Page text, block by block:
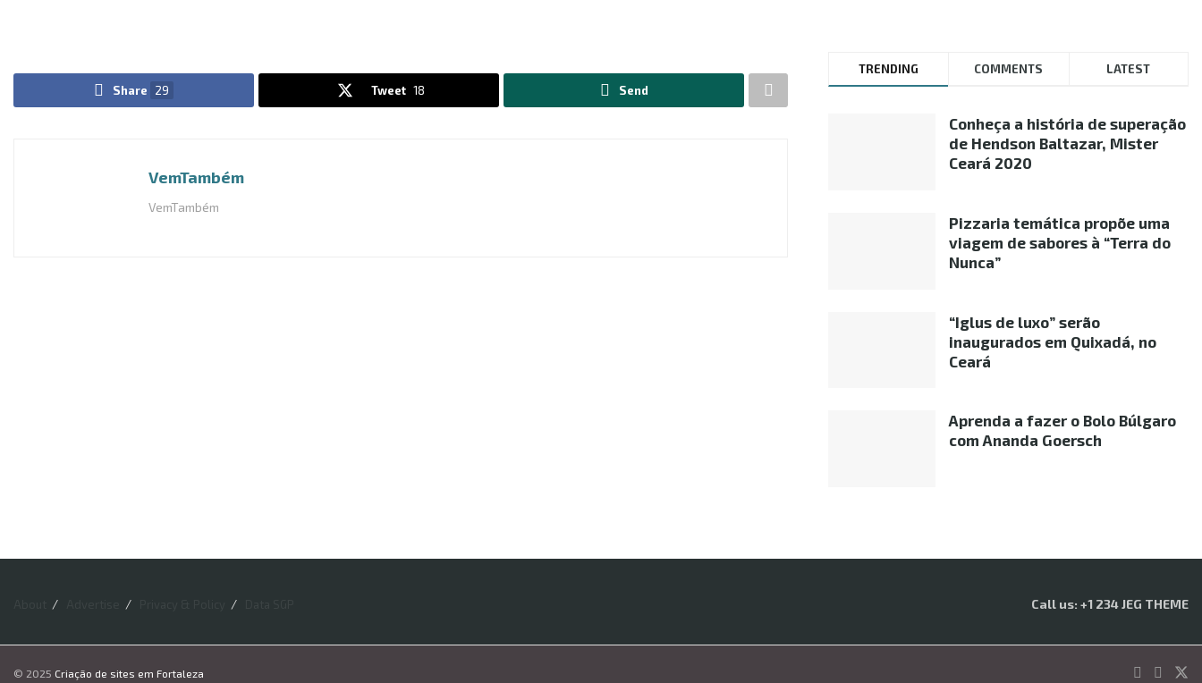
Share 29 Tweet 18 Send
VemTambém
VemTambém
TRENDING COMMENTS LATEST
Conheça a história de superação
de Hendson Baltazar, Mister
Ceará 2020
Pizzaria temática propõe uma
viagem de sabores à “Terra do
Nunca”
“Iglus de luxo” serão
inaugurados em Quixadá, no
Ceará
Aprenda a fazer o Bolo Búlgaro
com Ananda Goersch
Call us: +1 234 JEG THEME
© 2025 Criação de sites em Fortaleza